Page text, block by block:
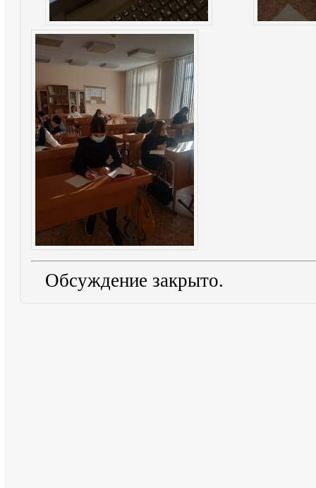
Обсуждение закрыто.